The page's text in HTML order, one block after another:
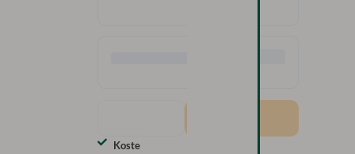
Koste